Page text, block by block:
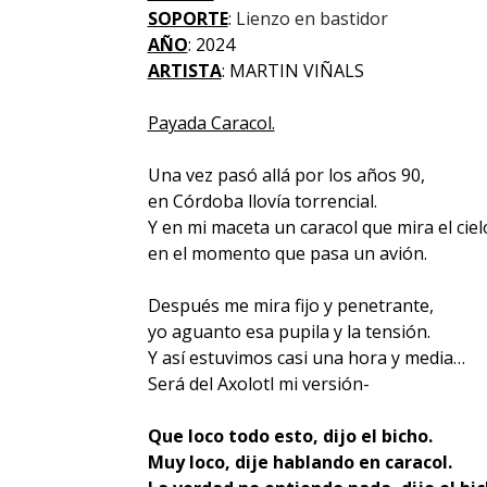
SOPORTE: Lienzo en bastidor
AÑO: 2024
ARTISTA: MARTIN VIÑALS
Payada Caracol.
Una vez pasó allá por los años 90,
en Córdoba llovía torrencial.
Y en mi maceta un caracol que mira el
en el momento que pasa un avión.
Después me mira fijo y penetrante,
yo aguanto esa pupila y la tensión.
Y así estuvimos casi una hora y media…
Será del Axolotl mi versión-
Que loco todo esto, dijo el bicho.
Muy loco, dije hablando en caracol.